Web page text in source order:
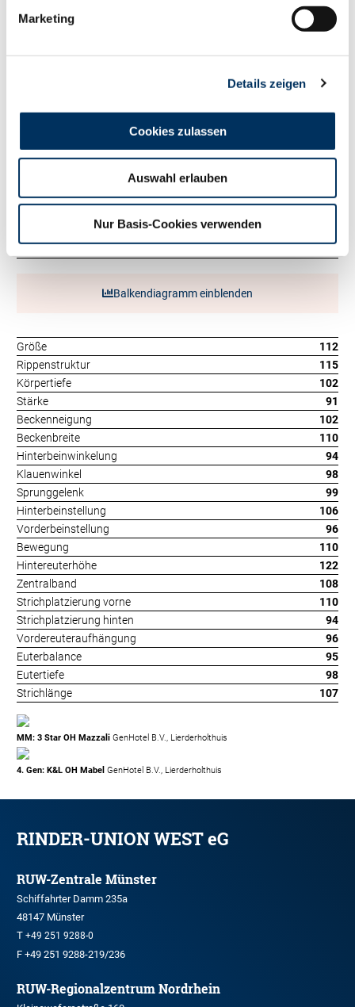
Marketing
Details zeigen
Cookies zulassen
Auswahl erlauben
Nur Basis-Cookies verwenden
+0.83
Fett kg
+126
97
RZRobot 115
RZE 120
Milchtyp
131
Balkendiagramm einblenden
Größe
112
Rippenstruktur
115
Körpertiefe
102
Stärke
91
Beckenneigung
102
Beckenbreite
110
Hinterbeinwinkelung
94
Klauenwinkel
98
Sprunggelenk
99
Hinterbeinstellung
106
Vorderbeinstellung
96
Bewegung
110
Hintereuterhöhe
122
Zentralband
108
Strichplatzierung vorne
110
Strichplatzierung hinten
94
Vordereuteraufhängung
96
Euterbalance
95
Eutertiefe
98
Strichlänge
107
MM: 3 Star OH Mazzali GenHotel B.V., Lierderholthuis
4. Gen: K&L OH Mabel GenHotel B.V., Lierderholthuis
RINDER-UNION WEST eG
RUW-Zentrale Münster
Schiffahrter Damm 235a
48147 Münster
T +49 251 9288-0
F +49 251 9288-219/236
RUW-Regionalzentrum Nordrhein